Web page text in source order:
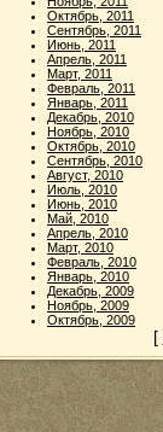
Октябрь, 2011
Сентябрь, 2011
Июнь, 2011
Апрель, 2011
Март, 2011
Февраль, 2011
Январь, 2011
Декабрь, 2010
Ноябрь, 2010
Октябрь, 2010
Сентябрь, 2010
Август, 2010
Июль, 2010
Июнь, 2010
Май, 2010
Апрель, 2010
Март, 2010
Февраль, 2010
Январь, 2010
Декабрь, 2009
Ноябрь, 2009
Октябрь, 2009
[